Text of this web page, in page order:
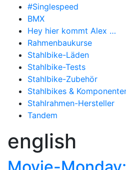
#Singlespeed
BMX
Hey hier kommt Alex …
Rahmenbaukurse
Stahlbike-Läden
Stahlbike-Tests
Stahlbike-Zubehör
Stahlbikes &
Stahlrahmen-Hersteller
Tandem
english